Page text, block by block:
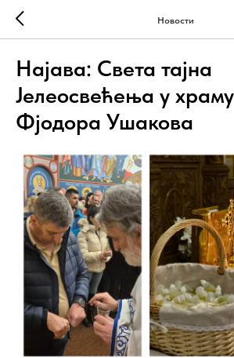
Новости
Најава: Света тајна
Јелеосвећења у
Фјодора Ушакова